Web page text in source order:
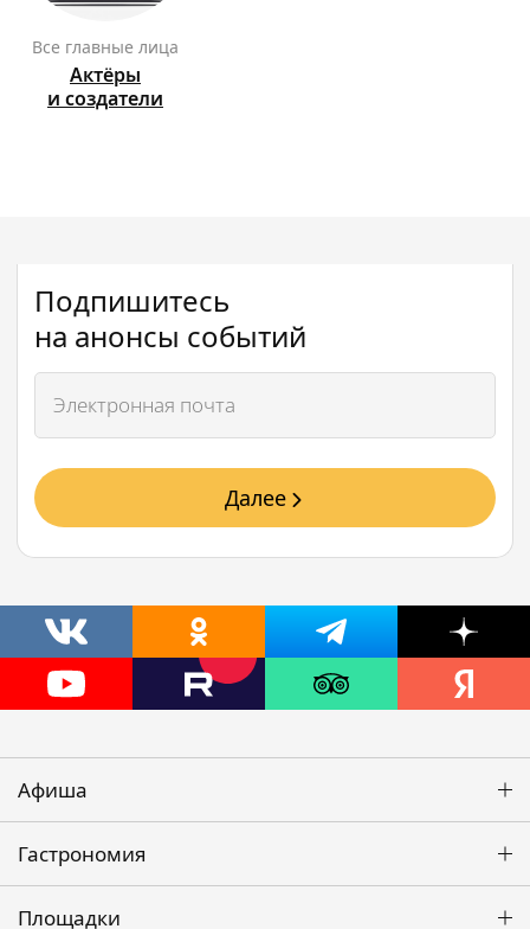
Все главные лица
Актёры
и создатели
Подпишитесь
на анонсы событий
Далее
Афиша
Гастрономия
Площадки